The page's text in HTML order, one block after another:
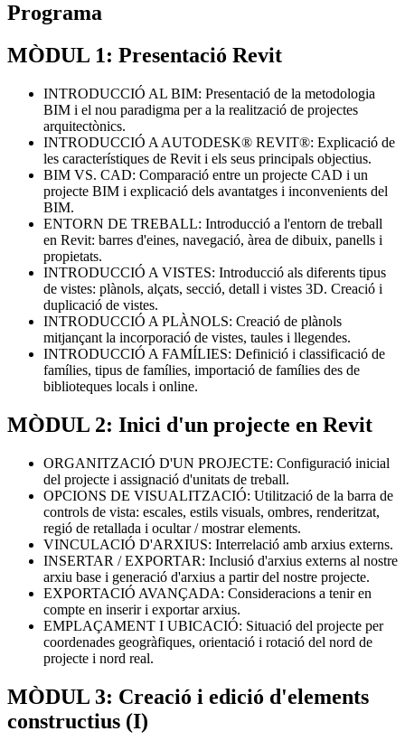
Programa
MÒDUL 1: Presentació Revit
INTRODUCCIÓ AL BIM: Presentació de la metodologia
BIM i el nou paradigma per a la realització de projectes
arquitectònics.
INTRODUCCIÓ A AUTODESK® REVIT®: Explicació de
les característiques de Revit i els seus principals objectius.
BIM VS. CAD: Comparació entre un projecte CAD i un
projecte BIM i explicació dels avantatges i inconvenients del
BIM.
ENTORN DE TREBALL: Introducció a l'entorn de treball
en Revit: barres d'eines, navegació, àrea de dibuix, panells i
propietats.
INTRODUCCIÓ A VISTES: Introducció als diferents tipus
de vistes: plànols, alçats, secció, detall i vistes 3D. Creació i
duplicació de vistes.
INTRODUCCIÓ A PLÀNOLS: Creació de plànols
mitjançant la incorporació de vistes, taules i llegendes.
INTRODUCCIÓ A FAMÍLIES: Definició i classificació de
famílies, tipus de famílies, importació de famílies des de
biblioteques locals i online.
MÒDUL 2: Inici d'un projecte en Revit
ORGANITZACIÓ D'UN PROJECTE: Configuració inicial
del projecte i assignació d'unitats de treball.
OPCIONS DE VISUALITZACIÓ: Utilització de la barra de
controls de vista: escales, estils visuals, ombres, renderitzat,
regió de retallada i ocultar / mostrar elements.
VINCULACIÓ D'ARXIUS: Interrelació amb arxius externs.
INSERTAR / EXPORTAR: Inclusió d'arxius externs al nostre
arxiu base i generació d'arxius a partir del nostre projecte.
EXPORTACIÓ AVANÇADA: Consideracions a tenir en
compte en inserir i exportar arxius.
EMPLAÇAMENT I UBICACIÓ: Situació del projecte per
coordenades geogràfiques, orientació i rotació del nord de
projecte i nord real.
MÒDUL 3: Creació i edició d'elements
constructius (I)